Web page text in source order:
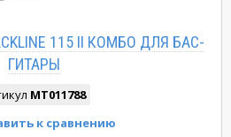
115 II КОМБО ДЛЯ БАС-
ГИТАРЫ
MT011788